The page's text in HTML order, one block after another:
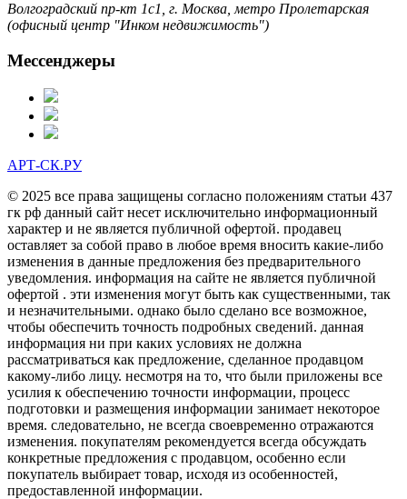
Волгоградский пр-кт 1с1, г. Москва, метро Пролетарская
(офисный центр "Инком недвижимость")
Мессенджеры
АРТ-СК.РУ
© 2025 все права защищены согласно положениям статьи 437
гк рф данный сайт несет исключительно информационный
характер и не является публичной офертой. продавец
оставляет за собой право в любое время вносить какие-либо
изменения в данные предложения без предварительного
уведомления. информация на сайте не является публичной
офертой . эти изменения могут быть как существенными, так
и незначительными. однако было сделано все возможное,
чтобы обеспечить точность подробных сведений. данная
информация ни при каких условиях не должна
рассматриваться как предложение, сделанное продавцом
какому-либо лицу. несмотря на то, что были приложены все
усилия к обеспечению точности информации, процесс
подготовки и размещения информации занимает некоторое
время. следовательно, не всегда своевременно отражаются
изменения. покупателям рекомендуется всегда обсуждать
конкретные предложения с продавцом, особенно если
покупатель выбирает товар, исходя из особенностей,
предоставленной информации.